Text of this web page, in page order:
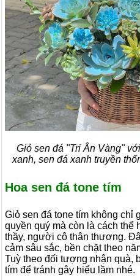
Giỏ sen đá "Tri Ân Vàng"
xanh, sen đá xanh truyền
Hoa sen đá tone tím
Giỏ sen đá tone tím không chỉ
quyền quý mà còn là cách thể
thầy, người cô thân thương.
cảm sâu sắc, bền chặt theo
Tuỳ theo đối tượng nhận quà,
tím để tránh gây hiểu lầm nhé.